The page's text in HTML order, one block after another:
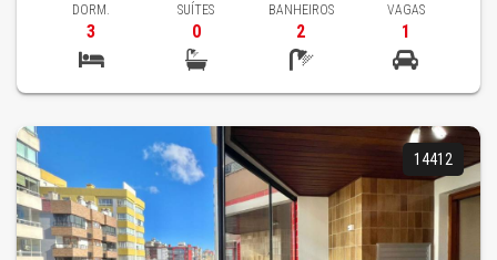
DORM.
3
SUÍTES
0
BANHEIROS
2
VAGAS
1
14412